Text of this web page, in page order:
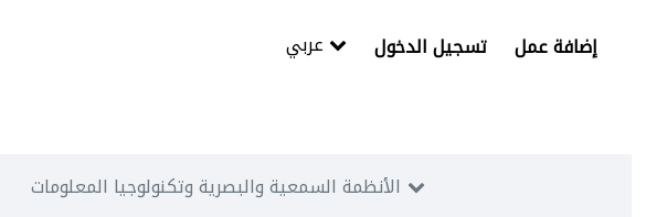
تسجيل الدخول إضافة عمل
الأنظمة السمعية والبصرية وتكنولوجيا المعلومات